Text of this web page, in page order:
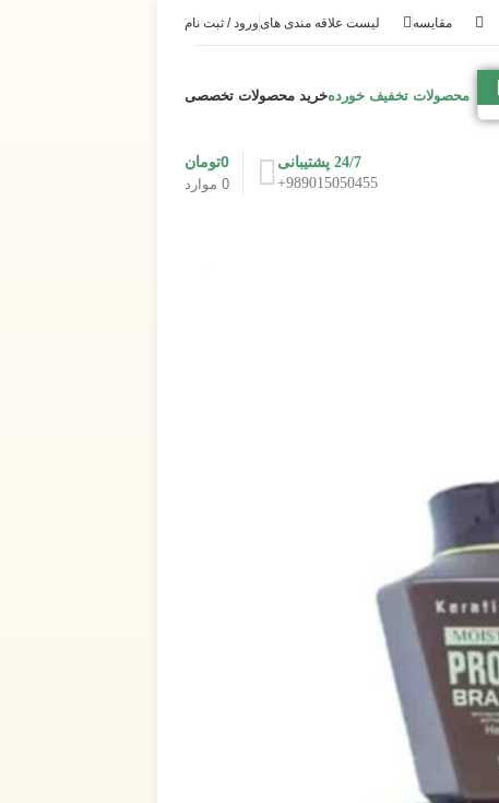
مقایسه لیست علاقه مندی های ورود / ثبت نام
محصولات تخفیف خوردهخرید محصولات تخصصی
24/7 پشتیبانی
989015050455+
0 موارد
0تومان